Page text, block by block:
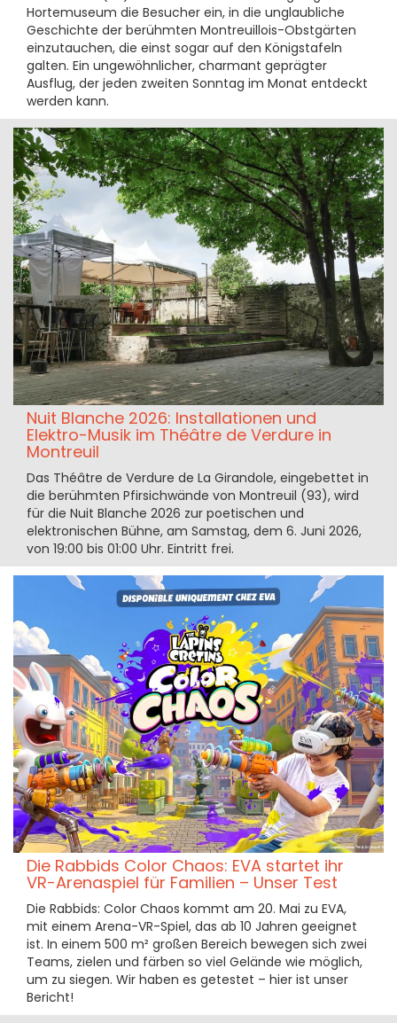
Hortemuseum die Besucher ein, in die unglaubliche
Geschichte der berühmten Montreuillois-Obstgärten
einzutauchen, die einst sogar auf den Königstafeln
galten. Ein ungewöhnlicher, charmant geprägter
Ausflug, der jeden zweiten Sonntag im Monat entdeckt
werden kann.
Nuit Blanche 2026: Installationen und
Elektro-Musik im Théâtre de Verdure in
Montreuil
Das Théâtre de Verdure de La Girandole, eingebettet in
die berühmten Pfirsichwände von Montreuil (93), wird
für die Nuit Blanche 2026 zur poetischen und
elektronischen Bühne, am Samstag, dem 6. Juni 2026,
von 19:00 bis 01:00 Uhr. Eintritt frei.
Die Rabbids Color Chaos: EVA startet ihr
VR-Arenaspiel für Familien – Unser Test
Die Rabbids: Color Chaos kommt am 20. Mai zu EVA,
mit einem Arena-VR-Spiel, das ab 10 Jahren geeignet
ist. In einem 500 m² großen Bereich bewegen sich zwei
Teams, zielen und färben so viel Gelände wie möglich,
um zu siegen. Wir haben es getestet – hier ist unser
Bericht!